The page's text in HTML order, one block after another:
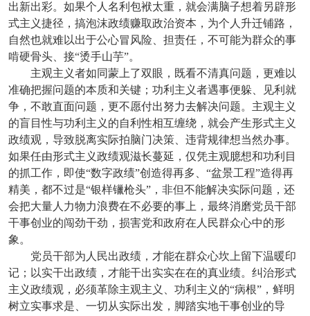
出新出彩。如果个人名利包袱太重，就会满脑子想着另辟形
式主义捷径，搞泡沫政绩赚取政治资本，为个人升迁铺路，
自然也就难以出于公心冒风险、担责任，不可能为群众的事
啃硬骨头、接“烫手山芋”。
主观主义者如同蒙上了双眼，既看不清真问题，更难以
准确把握问题的本质和关键；功利主义者遇事便躲、见利就
争，不敢直面问题，更不愿付出努力去解决问题。主观主义
的盲目性与功利主义的自利性相互缠绕，就会产生形式主义
政绩观，导致脱离实际拍脑门决策、违背规律想当然办事。
如果任由形式主义政绩观滋长蔓延，仅凭主观臆想和功利目
的抓工作，即使“数字政绩”创造得再多、“盆景工程”造得再
精美，都不过是“银样镴枪头”，非但不能解决实际问题，还
会把大量人力物力浪费在不必要的事上，最终消磨党员干部
干事创业的闯劲干劲，损害党和政府在人民群众心中的形
象。
党员干部为人民出政绩，才能在群众心坎上留下温暖印
记；以实干出政绩，才能干出实实在在的真业绩。纠治形式
主义政绩观，必须革除主观主义、功利主义的“病根”，鲜明
树立实事求是、一切从实际出发，脚踏实地干事创业的导